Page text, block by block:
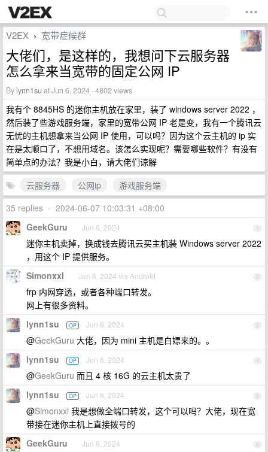
V2EX › 宽带症候群
大佬们，是这样的，我想问下云服务器
怎么拿来当宽带的固定公网 IP
By lynn1su at Jun 6, 2024 · 4802 views
我有个 8845HS 的迷你主机放在家里，装了 windows server 2022 ，
然后装了些游戏服务端，家里的宽带公网 IP 老是变，我有一个腾讯云
无忧的主机想拿来当公网 IP 使用，可以吗？因为这个云主机的 ip 实
在是太顺口了，不想用域名。该怎么实现呢？需要哪些软件？有没有
简单点的办法？我是小白，请大佬们谅解
云服务器
公网ip
游戏服务端
35 replies • 2024-06-07 10:03:31 +08:00
1
GeekGuru Jun 6, 2024
迷你主机卖掉，换成钱去腾讯云买主机装 Windows server 2022
，用这个 IP 提供服务。
2
Simonxxl Jun 6, 2024 via Android
frp 内网穿透，或者各种端口转发。
网上有很多资料。
3
lynn1su OP Jun 6, 2024
@GeekGuru 大佬，因为 mini 主机是白嫖来的。。
4
lynn1su OP Jun 6, 2024
@GeekGuru 而且 4 核 16G 的云主机太贵了
5
lynn1su OP Jun 6, 2024
@Simonxxl 我是想做全端口转发，这个可以吗？大佬，现在宽
带接在迷你主机上直接拨号的
6
GeekGuru Jun 6, 2024